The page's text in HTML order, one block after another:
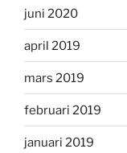
juni 2020
april 2019
mars 2019
februari 2019
januari 2019